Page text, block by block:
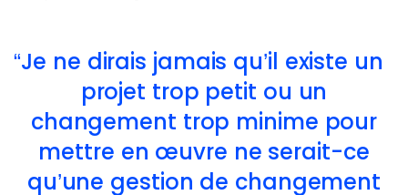
Je ne dirais jamais qu’il existe un
projet trop petit ou un
changement trop minime pour
mettre en œuvre ne serait-ce
qu’une gestion de changement